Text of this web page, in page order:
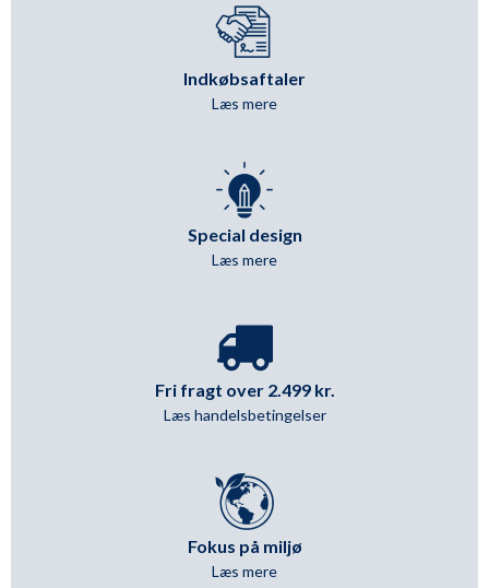
Indkøbsaftaler
Læs mere
Special design
Læs mere
Fri fragt over 2.499 kr.
Læs handelsbetingelser
Fokus på miljø
Læs mere